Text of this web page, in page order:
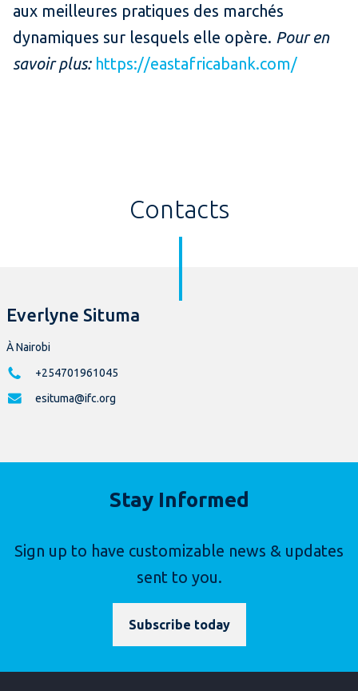
aux meilleures pratiques des marchés
dynamiques sur lesquels elle opère. Pour en
savoir plus: https://eastafricabank.com/
Contacts
Everlyne Situma
À Nairobi
+254701961045
esituma@ifc.org
Stay Informed
Sign up to have customizable news & updates
sent to you.
Subscribe today